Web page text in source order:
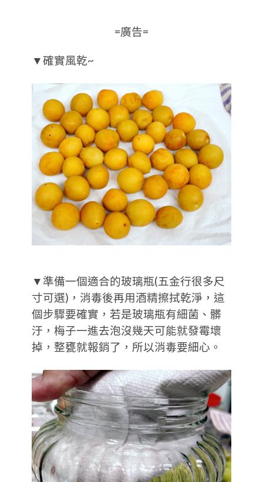
=廣告=
▼確實風乾~
▼準備一個適合的玻璃瓶(五金行很多尺
寸可選)，消毒後再用酒精擦拭乾淨，這
個步驟要確實，若是玻璃瓶有細菌、髒
汙，梅子一進去泡沒幾天可能就發霉壞
掉，整甕就報銷了，所以消毒要細心。